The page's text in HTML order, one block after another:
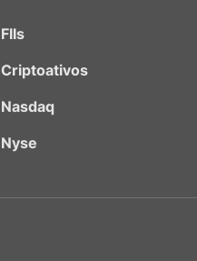
FIIs
Criptoativos
Nasdaq
Nyse